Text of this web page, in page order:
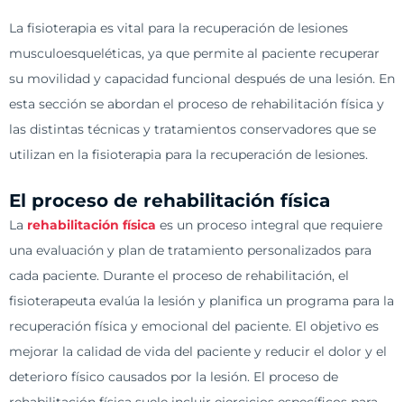
La fisioterapia es vital para la recuperación de lesiones
musculoesqueléticas, ya que permite al paciente recuperar
su movilidad y capacidad funcional después de una lesión. En
esta sección se abordan el proceso de rehabilitación física y
las distintas técnicas y tratamientos conservadores que se
utilizan en la fisioterapia para la recuperación de lesiones.
El proceso de rehabilitación física
La rehabilitación física es un proceso integral que requiere
una evaluación y plan de tratamiento personalizados para
cada paciente. Durante el proceso de rehabilitación, el
fisioterapeuta evalúa la lesión y planifica un programa para la
recuperación física y emocional del paciente. El objetivo es
mejorar la calidad de vida del paciente y reducir el dolor y el
deterioro físico causados por la lesión. El proceso de